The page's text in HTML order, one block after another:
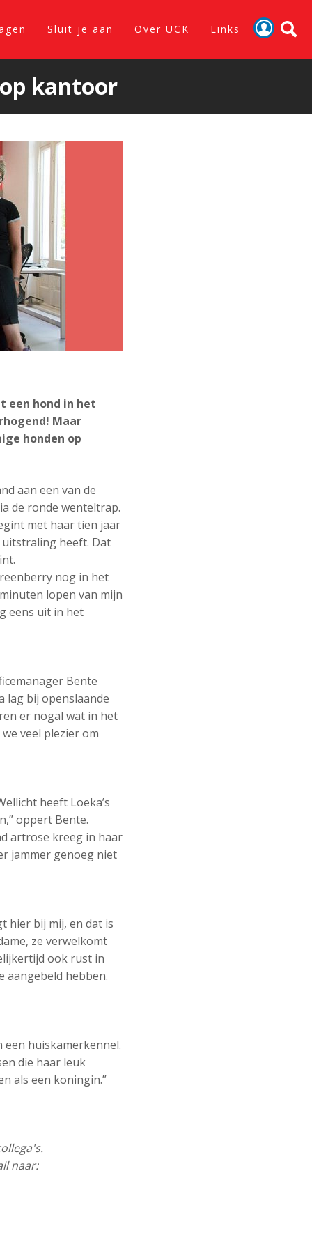
Sluit je aan Over UCK Links
kantoor
een hond in het
Maar
honden op
aan een van de
de ronde wenteltrap.
met haar tien jaar
heeft. Dat
nog in het
lopen van mijn
eens uit in het
Bente
lag bij openslaande
er nogal wat in het
veel plezier om
heeft Loeka’s
oppert Bente.
artrose kreeg in haar
jammer genoeg niet
hier bij mij, en dat is
ze verwelkomt
ook rust in
aangebeld hebben.
een huiskamerkennel.
die haar leuk
als een koningin.”
naar: